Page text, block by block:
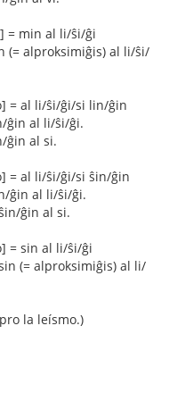
= min al li/ŝi/ĝi
(= alproksimiĝis) al li/ŝi/
= al li/ŝi/ĝi/si lin/ĝin
ĝin al li/ŝi/ĝi.
ĝin al si.
= al li/ŝi/ĝi/si ŝin/ĝin
ĝin al li/ŝi/ĝi.
ĝin al si.
= sin al li/ŝi/ĝi
(= alproksimiĝis) al li/
la leísmo.)